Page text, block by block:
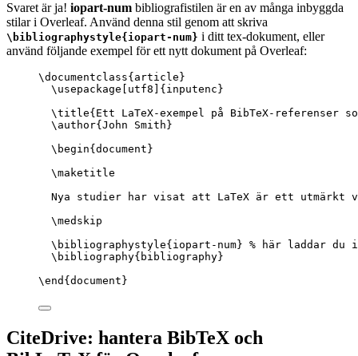
Svaret är ja! iopart-num bibliografistilen är en av många inbyggda
stilar i Overleaf. Använd denna stil genom att skriva
\bibliographystyle{iopart-num} i ditt tex-dokument, eller
använd följande exempel för ett nytt dokument på Overleaf:
\documentclass{ article }
\usepackage
utf8 ]{ inputenc }
\title{Ett LaTeX-exempel på BibTeX-
\author{John Smith}
\begin{ document }
\maketitle
Nya studier har visat att LaTeX är ett utmärkt
\medskip
\bibliographystyle{iopart-num} % här laddar du
\bibliography{bibliography}
\end { document }
CiteDrive: hantera BibTeX och